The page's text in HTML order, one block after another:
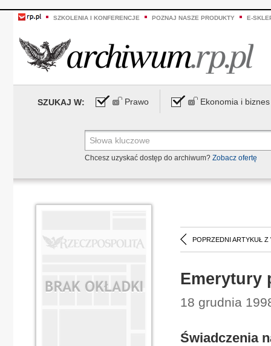
SZKOLENIA I KONFERENCJE POZNAJ NASZE PRODUKTY E-
SZUKAJ W: Prawo Ekonomia i biznes
Chcesz uzyskać dostęp do archiwum? Zobacz ofertę
POPRZEDNI ARTYKUŁ Z
Emerytury
18 grudnia
Świadczenia